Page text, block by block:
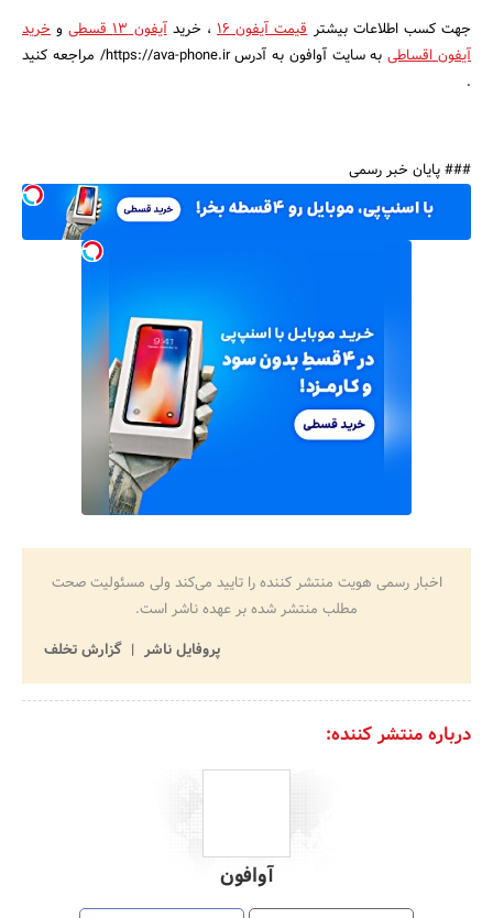
جهت کسب اطلاعات بیشترقیمت آیفون 16 ، خریدآیفون 13 قسطی و خرید
آیفون اقساطی
به سایت آوافون به آدرس https://ava-phone.ir/ مراجعه کنید
.
### پایان خبر رسمی
اخبار رسمی هویت منتشر کننده را تایید می‌کند ولی مسئولیت صحت
مطلب منتشر شده بر عهده ناشر است.
پروفایل ناشر
گزارش تخلف
درباره منتشر کننده:
آوافون